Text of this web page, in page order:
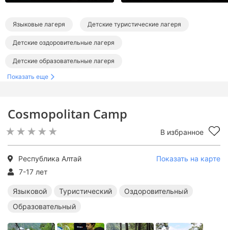
Cosmopolitan Camp
В избранное
Республика Алтай
Показать на карте
7-17 лет
Языковой Туристический
Оздоровительный
Образовательный
Языковые лагеря Детские туристические лагеря
Детские оздоровительные лагеря
Детские образовательные лагеря
Лагеря в республике Алтай
Показать еще